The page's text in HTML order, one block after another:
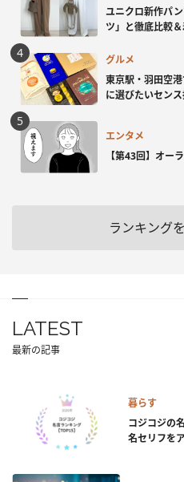
ユニクロ新作パ
ツ」と徹底比較
グルメ
東京駅・羽田空
に選びたいセン
エンタメ
【第43回】オー
ランキング
LATEST
最新の記事
暮らす
コジコジの
名セリフを